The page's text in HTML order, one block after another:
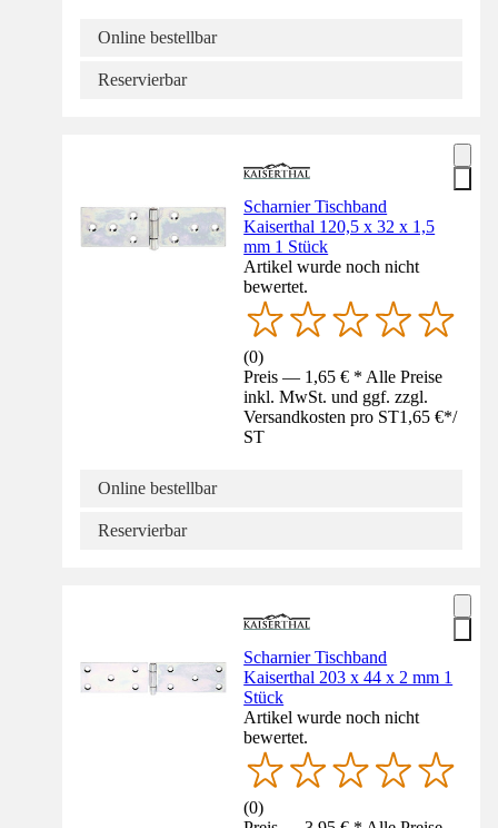
Online bestellbar
Reservierbar
Scharnier Tischband
Kaiserthal 120,5 x 32 x 1,5
mm 1 Stück
Artikel wurde noch nicht
bewertet.
(0)
Preis — 1,65 € * Alle Preise
inkl. MwSt. und ggf. zzgl.
Versandkosten pro ST1,65 €*/
ST
Online bestellbar
Reservierbar
Scharnier Tischband
Kaiserthal 203 x 44 x 2 mm 1
Stück
Artikel wurde noch nicht
bewertet.
(0)